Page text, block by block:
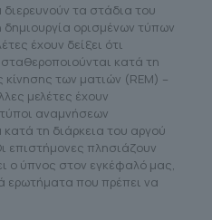
τα στάδια του
ορισμένων τύπων
έχουν δείξει ότι
κατά τη
κίνησης των ματιών (REM) –
μελέτες έχουν
αναμνήσεων
τη διάρκεια του αργού
επιστήμονες πλησιάζουν
ο ύπνος στον εγκέφαλό μας,
ερωτήματα που πρέπει να